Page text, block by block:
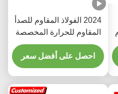
2024 الفولاذ المقاوم للصدأ
المقاوم للحرارة المخصصة
المسمار تغذية طواحين تغذية
لحامل جسيمات مسحوق
احصل على أفضل سعر